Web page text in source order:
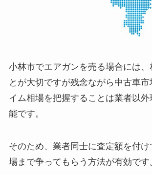
小林市でエアガンを売る場合には、
とが大切ですが残念ながら中古車市
イム相場を把握することは業者以
能です。
そのため、業者同士に査定額を付け
場まで争ってもらう方法が有効です